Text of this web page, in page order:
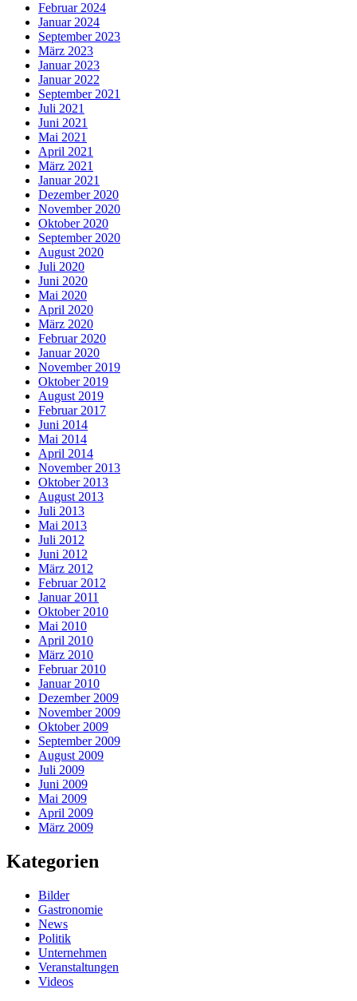
Februar 2024
Januar 2024
September 2023
März 2023
Januar 2023
Januar 2022
September 2021
Juli 2021
Juni 2021
Mai 2021
April 2021
März 2021
Januar 2021
Dezember 2020
November 2020
Oktober 2020
September 2020
August 2020
Juli 2020
Juni 2020
Mai 2020
April 2020
März 2020
Februar 2020
Januar 2020
November 2019
Oktober 2019
August 2019
Februar 2017
Juni 2014
Mai 2014
April 2014
November 2013
Oktober 2013
August 2013
Juli 2013
Mai 2013
Juli 2012
Juni 2012
März 2012
Februar 2012
Januar 2011
Oktober 2010
Mai 2010
April 2010
März 2010
Februar 2010
Januar 2010
Dezember 2009
November 2009
Oktober 2009
September 2009
August 2009
Juli 2009
Juni 2009
Mai 2009
April 2009
März 2009
Kategorien
Bilder
Gastronomie
News
Politik
Unternehmen
Veranstaltungen
Videos